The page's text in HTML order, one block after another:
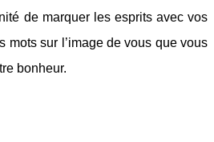
de marquer les esprits avec vos
mots sur l’image de vous que vous
bonheur.